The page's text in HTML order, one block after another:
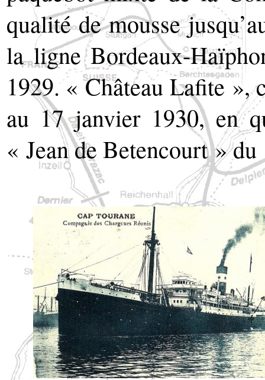
qualité de mousse
la ligne Bordeaux-
1929. « Château Lafite »,
au 17 janvier 1930, en
« Jean de Betencourt »